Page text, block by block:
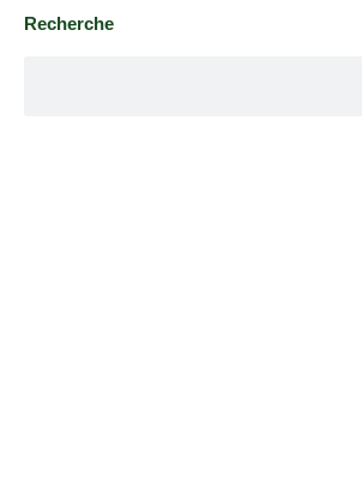
Recherche